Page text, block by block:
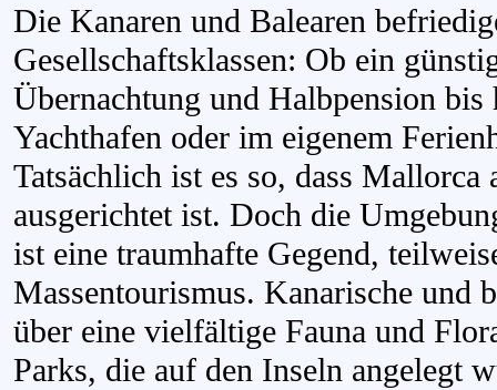
Die Kanaren und Balearen
Gesellschaftsklassen: Ob ein
Übernachtung und Halbpension
Yachthafen oder im eigenem
Tatsächlich ist es so, dass Mallorca
ausgerichtet ist. Doch die
ist eine traumhafte Gegend,
Massentourismus. Kanarische und
über eine vielfältige Fauna und
Parks, die auf den Inseln angelegt